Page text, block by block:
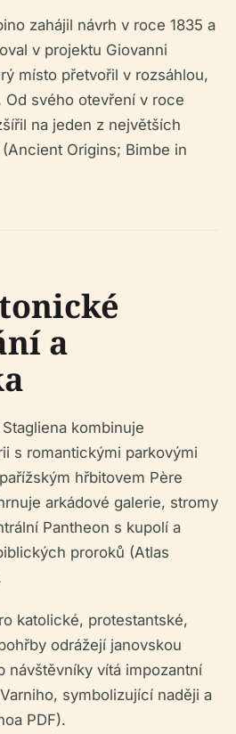
zahájil návrh v roce 1835 a
v projektu Giovanni
místo přetvořil v rozsáhlou,
Od svého otevření v roce
na jeden z největších
Origins; Bimbe in
a
kombinuje
s romantickými parkovými
hřbitovem Père
arkádové galerie, stromy
Pantheon s kupolí a
proroků (Atlas
katolické, protestantské,
odrážejí janovskou
návštěvníky vítá impozantní
symbolizující naději a
PDF).